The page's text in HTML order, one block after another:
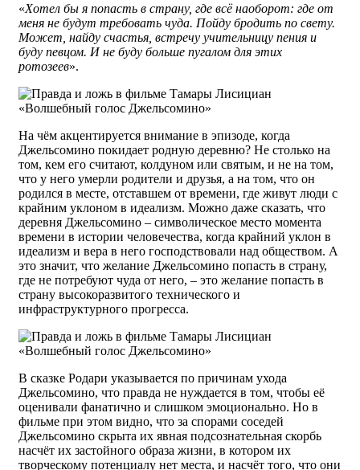
«Хотел бы я попасть в страну, где всё наоборот: где от
меня не будут требовать чуда. Пойду бродить по свету.
Может, найду счастья, встречу учительницу пения и
буду певцом. И не буду больше пугалом для этих
ротозеев».
На чём акцентируется внимание в эпизоде, когда
Джельсомино покидает родную деревню? Не столько на
том, кем его считают, колдуном или святым, и не на том,
что у него умерли родители и друзья, а на том, что он
родился в месте, отставшем от времени, где живут люди с
крайним уклоном в идеализм. Можно даже сказать, что
деревня Джельсомино – символическое место момента
времени в истории человечества, когда крайний уклон в
идеализм и вера в него господствовали над обществом. А
это значит, что желание Джельсомино попасть в страну,
где не потребуют чуда от него, – это желание попасть в
страну высокоразвитого технического и
инфраструктурного прогресса.
В сказке Родари указывается по причинам ухода
Джельсомино, что правда не нуждается в том, чтобы её
оценивали фанатично и слишком эмоционально. Но в
фильме при этом видно, что за спорами соседей
Джельсомино скрыта их явная подсознательная скорбь
насчёт их застойного образа жизни, в котором их
творческому потенциалу нет места, и насчёт того, что они